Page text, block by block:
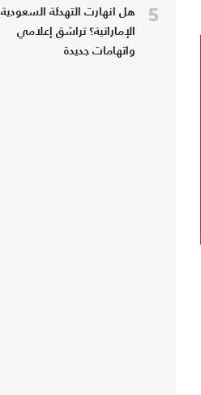
5
هل انهارت التهدئة السعودية
الإماراتية؟ تراشق إعلامي
واتهامات جديدة